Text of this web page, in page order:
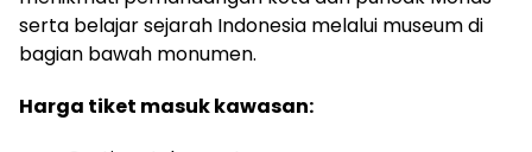
serta belajar sejarah Indonesia melalui museum di
bagian bawah monumen.
Harga tiket masuk kawasan: